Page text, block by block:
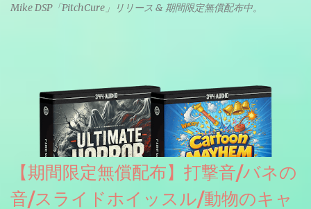
Mike DSP「PitchCure」リリース & 期間限定無償配布中。
【期間限定無償配布】打撃音/バネの
音/スライドホイッスル/動物のキャ